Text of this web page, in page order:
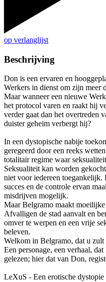
op verlanglijst
Beschrijving
Don is een ervaren en
Werkers in dienst om zijn meer
Maar wanneer een nieuwe
het protocol varen en raakt hij
verder gaat dan het overtreden
duister geheim verbergt hij?
In een dystopische nabije
geregeerd door een reeks
totalitair regime waar
Seksualiteit kan worden
niet voor iedereen toegankelijk.
succes en de controle ervan
misdrijven mogelijk.
Maar Belgramo maakt
Afvalligen de stad aanvalt en
omver te werpen en een vrije
beleven.
Welkom in Belgramo, dat u
Een personage, een verhaal,
gelezen; hier dat van Don,
LeXuS - Een erotische dystopie